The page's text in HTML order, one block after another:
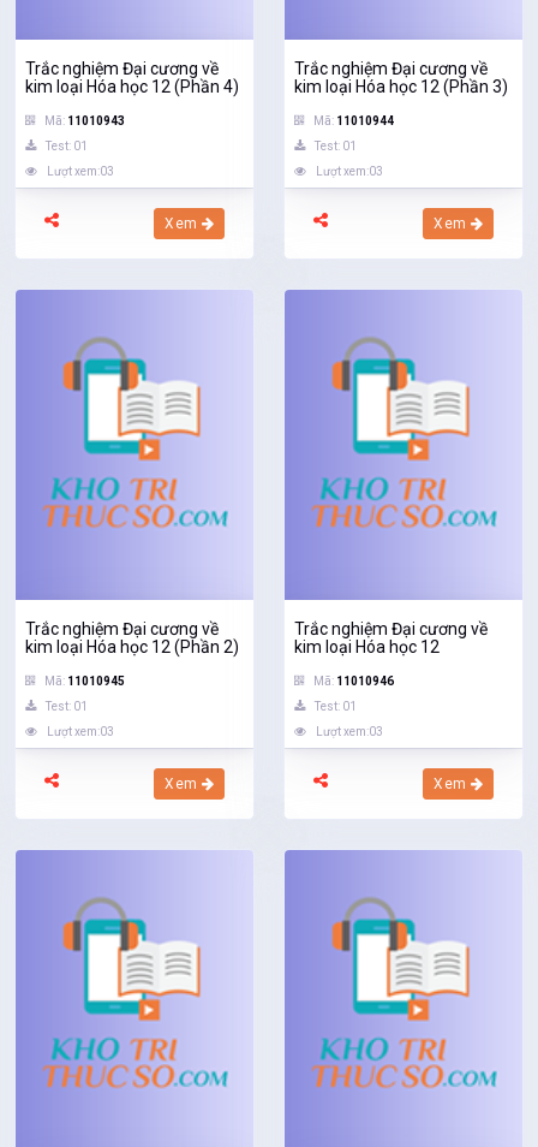
Trắc nghiệm Đại cương về
kim loại Hóa học 12 (Phần 4)
Mã: 11010943
Test: 01
Lượt xem:03
Xem
Trắc nghiệm Đại cương về
kim loại Hóa học 12 (Phần 3)
Mã: 11010944
Test: 01
Lượt xem:03
Xem
Trắc nghiệm Đại cương về
kim loại Hóa học 12 (Phần 2)
Mã: 11010945
Test: 01
Lượt xem:03
Xem
Trắc nghiệm Đại cương về
kim loại Hóa học 12
Mã: 11010946
Test: 01
Lượt xem:03
Xem